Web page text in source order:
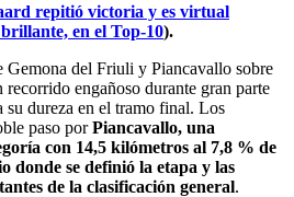
repitió victoria y es virtual
en el Top-10).
Gemona del Friuli y Piancavallo sobre
engañoso durante gran parte
su dureza en el tramo final. Los
paso porPiancavallo, una
con 14,5 kilómetros al 7,8 % de
donde se definió la etapa y las
de la clasificación general.